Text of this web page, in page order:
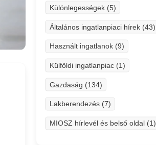
Különlegességek (5)
Általános ingatlanpiaci hírek (43)
Használt ingatlanok (9)
Külföldi ingatlanpiac (1)
Gazdaság (134)
Lakberendezés (7)
MIOSZ hírlevél és belső oldal (1)